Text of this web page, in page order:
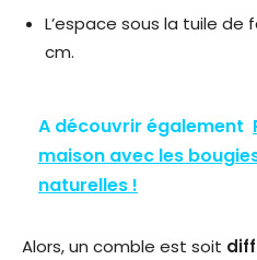
L’espace sous la tuile de
cm.
A découvrir également
maison avec les
naturelles !
Alors, un comble est soit